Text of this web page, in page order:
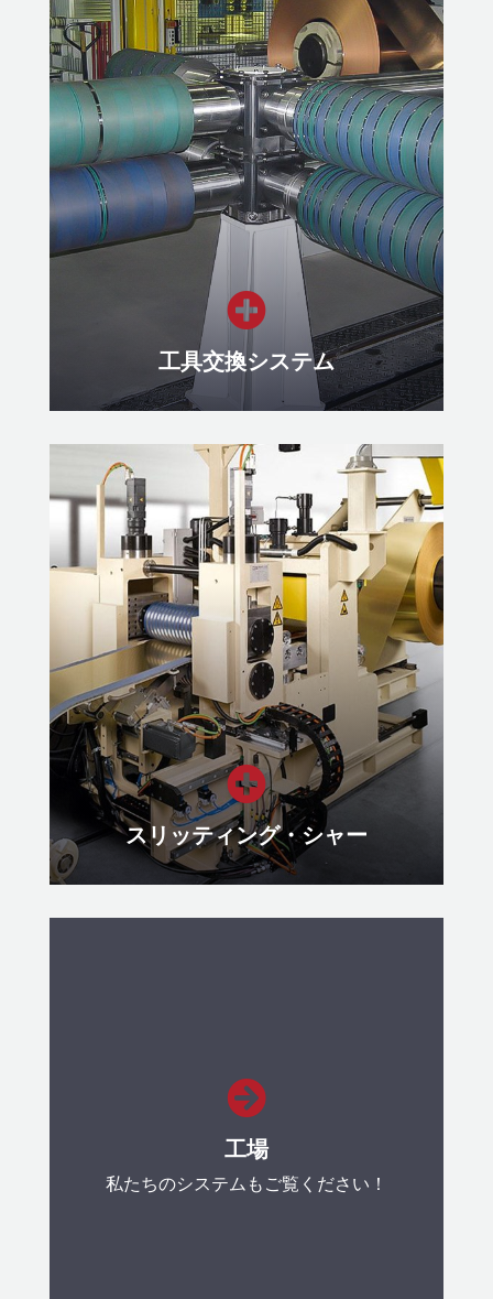
コイルカー
生産用コイルを安全かつ効率的に搬
送するコイルカー
もっと見る

工具交換システム
工具交換システム
工具交換システムによるセットアッ
プ時間の短縮とシステム効率の向上
もっと見る

スリッティング・シャー
最高品質のスリッティング・シャ
ー。

工場
私たちのシステムもご覧ください！